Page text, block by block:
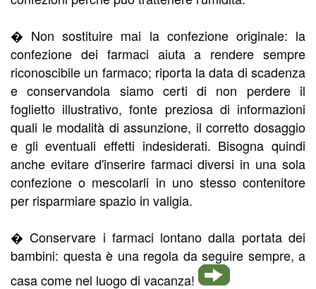
� Non sostituire mai la confezione originale: la
confezione dei farmaci aiuta a rendere sempre
riconoscibile un farmaco; riporta la data di scadenza
e conservandola siamo certi di non perdere il
foglietto illustrativo, fonte preziosa di informazioni
quali le modalità di assunzione, il corretto dosaggio
e gli eventuali effetti indesiderati. Bisogna quindi
anche evitare d'inserire farmaci diversi in una sola
confezione o mescolarli in uno stesso contenitore
per risparmiare spazio in valigia.
� Conservare i farmaci lontano dalla portata dei
bambini: questa è una regola da seguire sempre, a
casa come nel luogo di vacanza!